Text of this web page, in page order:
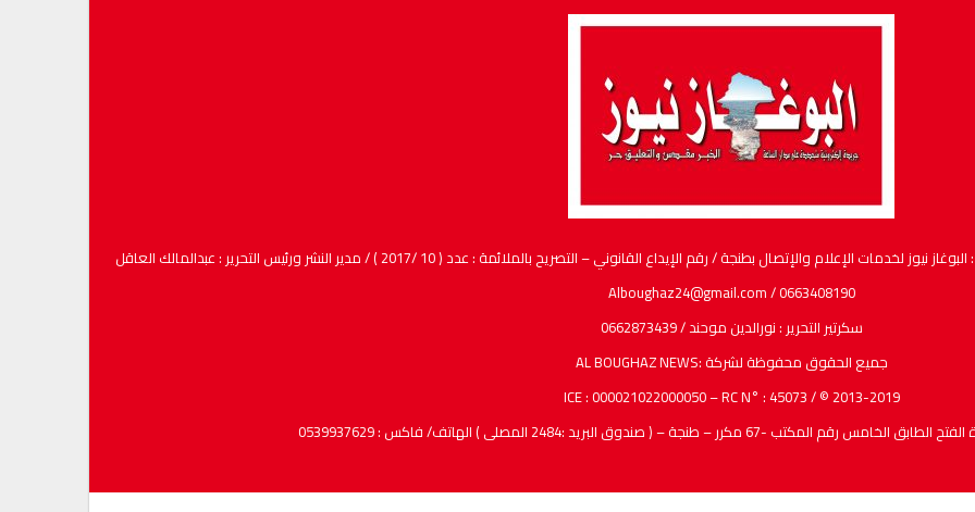
والإتصال بطنجة / رقم الإيداع القانوني – التصريح بالملائمة : عدد ( 10 /2017 ) / مدير النشر ورئيس التحرير : عبدالمالك العاقل
Alboughaz24@gmail.com / 0663408190
سكرتير التحرير : نورالدين موحند / 0662873439
جميع الحقوق محفوظة لشركة :AL BOUGHAZ NEWS
ICE : 000021022000050 – RC N° : 45073 / © 2013-2019